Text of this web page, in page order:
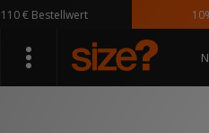
Bestellwert 10%